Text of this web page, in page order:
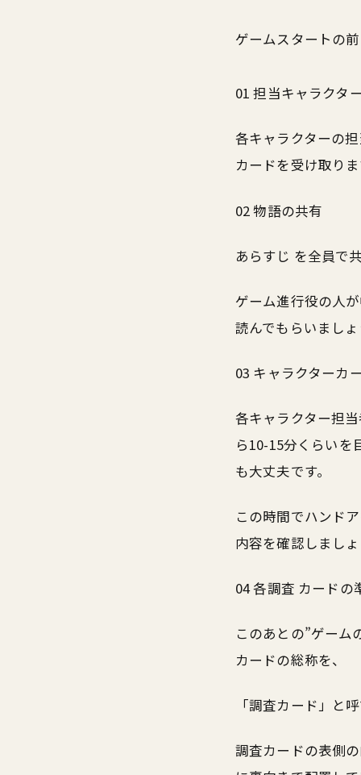
ゲームスタートの
01 担当キャラクタ
各キャラクターの
カードを受け取り
02 物語の共有
あらすじ を全員で
ゲーム進行役の人
読んでもらいまし
03 キャラクターカ
各キャラクター担
ら10-15分くらい
も大丈夫です。
この時間でハンド
内容を確認しまし
04 各調査 カードの
このあとの”ゲー
カードの総称を、
「調査カード」と
調査カードの表側